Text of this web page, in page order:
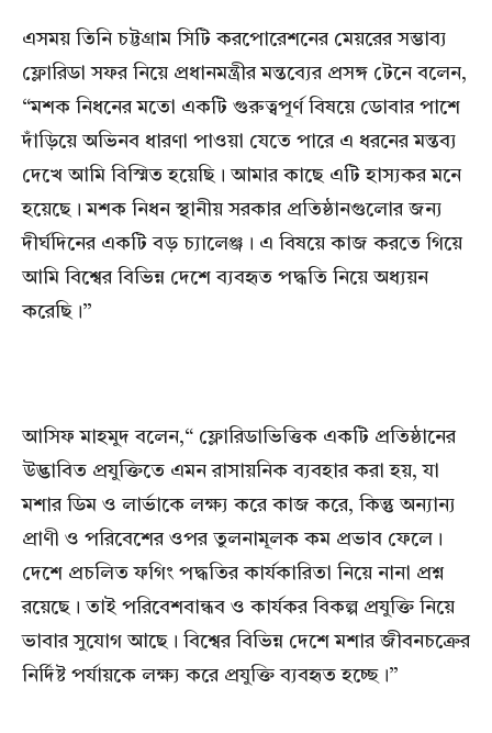
এসময় তিনি চট্টগ্রাম সিটি করপোরেশনের মেয়রের সম্ভাব্য
ফ্লোরিডা সফর নিয়ে প্রধানমন্ত্রীর মন্তব্যের প্রসঙ্গ টেনে বলেন,
“মশক নিধনের মতো একটি গুরুত্বপূর্ণ বিষয়ে ডোবার পাশে
দাঁড়িয়ে অভিনব ধারণা পাওয়া যেতে পারে এ ধরনের মন্তব্য
দেখে আমি বিস্মিত হয়েছি। আমার কাছে এটি হাস্যকর মনে
হয়েছে। মশক নিধন স্থানীয় সরকার প্রতিষ্ঠানগুলোর জন্য
দীর্ঘদিনের একটি বড় চ্যালেঞ্জ। এ বিষয়ে কাজ করতে গিয়ে
আমি বিশ্বের বিভিন্ন দেশে ব্যবহৃত পদ্ধতি নিয়ে অধ্যয়ন
করেছি।”
আসিফ মাহমুদ বলেন,“ ফ্লোরিডাভিত্তিক একটি প্রতিষ্ঠানের
উদ্ভাবিত প্রযুক্তিতে এমন রাসায়নিক ব্যবহার করা হয়, যা
মশার ডিম ও লার্ভাকে লক্ষ্য করে কাজ করে, কিন্তু অন্যান্য
প্রাণী ও পরিবেশের ওপর তুলনামূলক কম প্রভাব ফেলে।
দেশে প্রচলিত ফগিং পদ্ধতির কার্যকারিতা নিয়ে নানা প্রশ্ন
রয়েছে। তাই পরিবেশবান্ধব ও কার্যকর বিকল্প প্রযুক্তি নিয়ে
ভাবার সুযোগ আছে। বিশ্বের বিভিন্ন দেশে মশার জীবনচক্রের
নির্দিষ্ট পর্যায়কে লক্ষ্য করে প্রযুক্তি ব্যবহৃত হচ্ছে।”